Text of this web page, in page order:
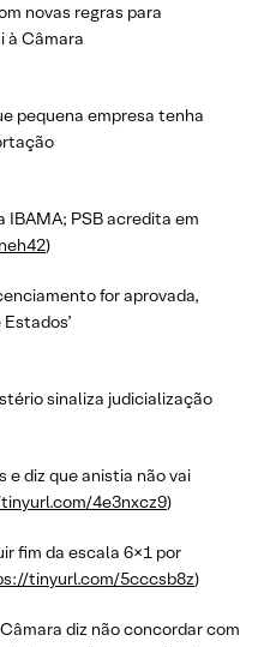
novas regras para
à Câmara
pequena empresa tenha
IBAMA; PSB acredita em
)
for aprovada,
sinaliza judicialização
e diz que anistia não vai
4e3nxcz9)
fim da escala 6×1 por
tinyurl.com/5cccsb8z)
diz não concordar com